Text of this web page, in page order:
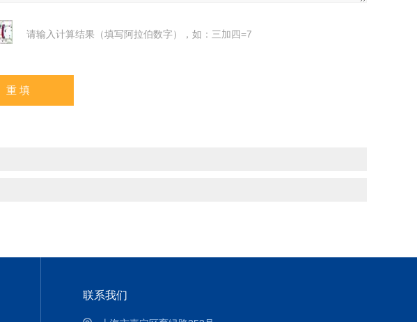
请输入计算结果（填写阿拉伯数字），如：三加四=7
联系我们